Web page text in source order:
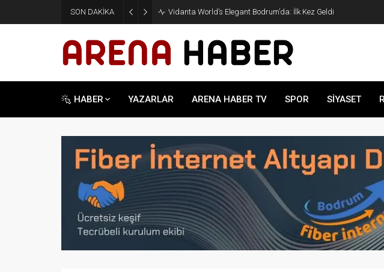
SON DAKİKA Vidanta World’s Elegant Bodrum’da: İlk Kez Geldi
HABER YAZARLAR ARENA HABER TV SPOR SİYASET